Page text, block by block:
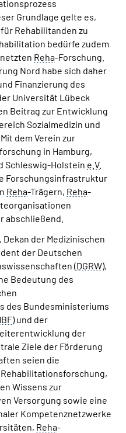
Grundlage gelte es,
Rehabilitanden zu
bedürfe zudem
Reha-Forschung.
Nord habe sich daher
Finanzierung des
Universität Lübeck
Beitrag zur Entwicklung
Sozialmedizin und
dem Verein zur
in Hamburg,
Schleswig-Holstein e.V.
Forschungsinfrastruktur
Reha-Trägern, Reha-
abschließend.
Dekan der Medizinischen
der Deutschen
(DGRW),
Bedeutung des
des Bundesministeriums
) und der
der
Ziele der Förderung
seien die
Wissens zur
Versorgung sowie eine
Kompetenznetzwerke
Reha-